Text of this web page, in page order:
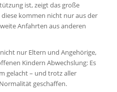
ist, zeigt das große
diese kommen nicht nur aus der
Anfahrten aus anderen
nur Eltern und Angehörige,
Kindern Abwechslung: Es
gelacht – und trotz aller
geschaffen.